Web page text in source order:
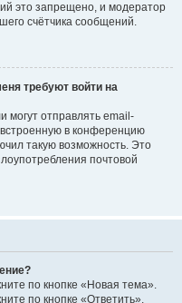
это запрещено, и модератор
счётчика сообщений.
требуют войти на
могут отправлять email-
в конференцию
такую возможность. Это
почтовой
по кнопке «Новая тема».
по кнопке «Ответить».